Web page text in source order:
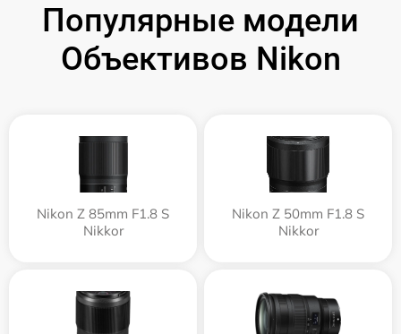
Популярные модели
Объективов Nikon
Nikon Z 85mm F1.8 S
Nikkor
Nikon Z 50mm F1.8 S
Nikkor